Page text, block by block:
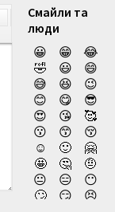
Смайли та
люди
😀
😁
😂
🤣
😃
😄
😅
😆
😉
😊
😋
😎
😍
😘
🥰
😗
😙
😚
☺️
🙂
🤗
🤩
🤔
🤨
😐
😑
😶
🙄
😏
😣